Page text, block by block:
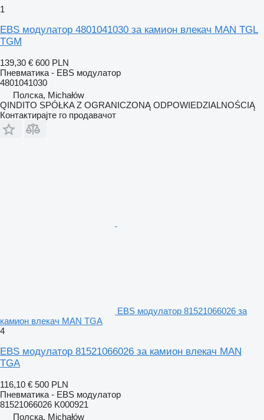
1
EBS модулатор 4801041030 за камион влекач MAN TGL
TGM
139,30 € 600 PLN
Пневматика - EBS модулатор
4801041030
Полска, Michałów
QINDITO SPÓŁKA Z OGRANICZONĄ ODPOWIEDZIALNOŚCIĄ
Контактирајте го продавачот
EBS модулатор 81521066026 за
камион влекач MAN TGA
4
EBS модулатор 81521066026 за камион влекач MAN
TGA
116,10 € 500 PLN
Пневматика - EBS модулатор
81521066026 K000921
Полска, Michałów